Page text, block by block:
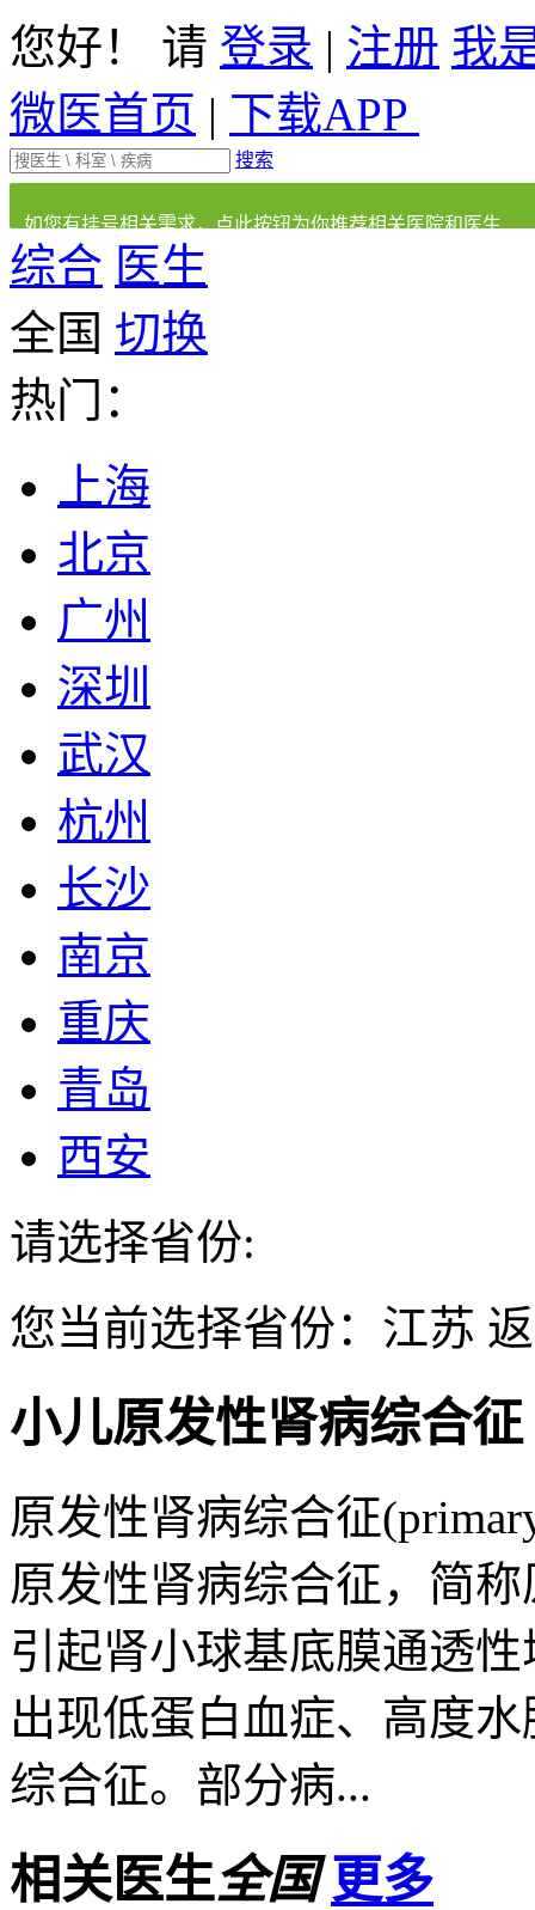
您好！ 请 登录 | 注册 我
微医首页 | 下载APP
搜索
如您有挂号相关需求，点此按钮为你推荐相关医院和医生
综合 医生
全国 切换
热门：
上海
北京
广州
深圳
武汉
杭州
长沙
南京
重庆
青岛
西安
请选择省份:
您当前选择省份： 江苏
小儿原发性肾病综合征
原发性肾病综合征
原发性肾病综合征，简
引起肾小球基底膜通透
出现低蛋白血症、高度
综合征。部分病...
相关医生全国 更多